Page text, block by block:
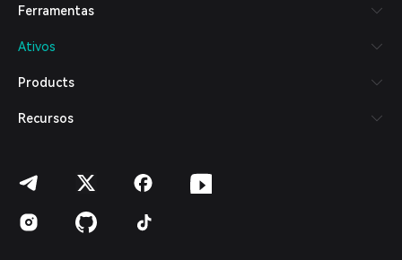
繁體中文
Bahasa Indonesia
हिन्दी
Español (Argentina)
Ferramentas
Ativos
Products
Recursos